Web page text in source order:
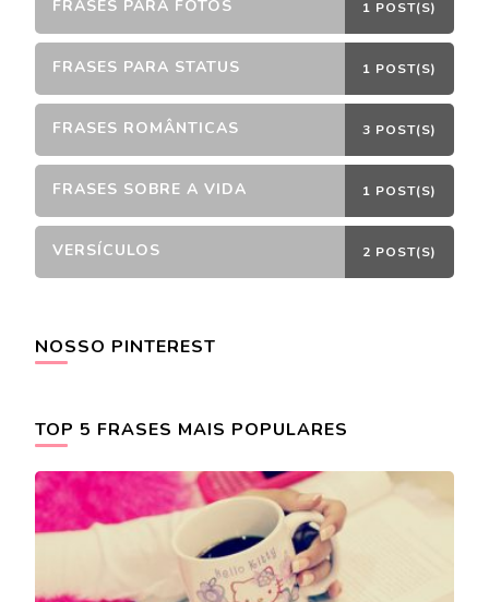
FRASES PARA FOTOS 1 POST(S)
FRASES PARA STATUS 1 POST(S)
FRASES ROMÂNTICAS 3 POST(S)
FRASES SOBRE A VIDA 1 POST(S)
VERSÍCULOS 2 POST(S)
NOSSO PINTEREST
TOP 5 FRASES MAIS POPULARES